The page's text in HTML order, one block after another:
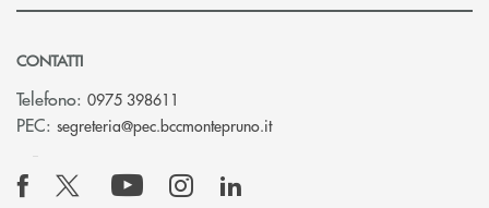
CONTATTI
Telefono: 0975 398611
PEC: segreteria@pec.bccmontepruno.it(si apre l’app di posta